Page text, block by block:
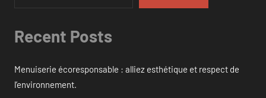
Recent Posts
Menuiserie écoresponsable : alliez esthétique et respect de
l’environnement.